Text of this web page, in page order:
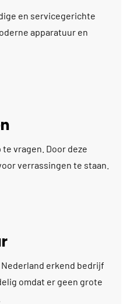
en servicegerichte
apparatuur en
vragen. Door deze
verrassingen te staan.
erkend bedrijf
omdat er geen grote